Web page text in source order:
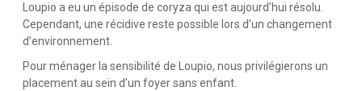
Loupio a eu un épisode de coryza qui est aujourd’hui résolu.
Cependant, une récidive reste possible lors d’un changement
d’environnement.
Pour ménager la sensibilité de Loupio, nous privilégierons un
placement au sein d’un foyer sans enfant.